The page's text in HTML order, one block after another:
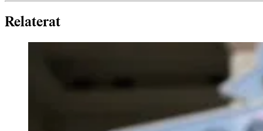
Relaterat